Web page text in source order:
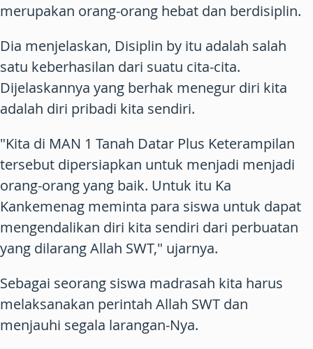
merupakan orang-orang hebat dan berdisiplin.
Dia menjelaskan, Disiplin by itu adalah salah
satu keberhasilan dari suatu cita-cita.
Dijelaskannya yang berhak menegur diri kita
adalah diri pribadi kita sendiri.
"Kita di MAN 1 Tanah Datar Plus Keterampilan
tersebut dipersiapkan untuk menjadi menjadi
orang-orang yang baik. Untuk itu Ka
Kankemenag meminta para siswa untuk dapat
mengendalikan diri kita sendiri dari perbuatan
yang dilarang Allah SWT," ujarnya.
Sebagai seorang siswa madrasah kita harus
melaksanakan perintah Allah SWT dan
menjauhi segala larangan-Nya.